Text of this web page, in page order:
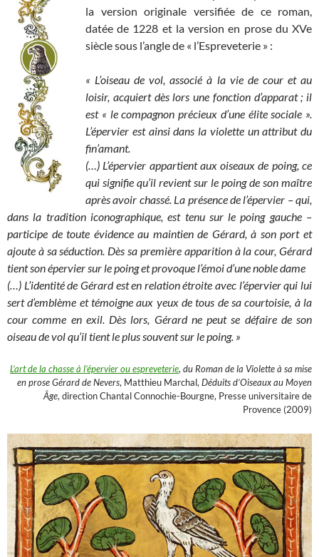
la version originale versifiée de ce roman,
datée de 1228 et la version en prose du XVe
siècle sous l’angle de « l’Espreveterie » :
« L’oiseau de vol, associé à la vie de cour et au
loisir, acquiert dès lors une fonction d’apparat ; il
est « le compagnon précieux d’une élite sociale ».
L’épervier est ainsi dans la violette un attribut du
fin’amant.
(…) L’épervier appartient aux oiseaux de poing, ce
qui signifie qu’il revient sur le poing de son maître
après avoir chassé. La présence de l’épervier – qui,
dans la tradition iconographique, est tenu sur le poing gauche –
participe de toute évidence au maintien de Gérard, à son port et
ajoute à sa séduction. Dès sa première apparition à la cour, Gérard
tient son épervier sur le poing et provoque l’émoi d’une noble dame
(…) L’identité de Gérard est en relation étroite avec l’épervier qui lui
sert d’emblème et témoigne aux yeux de tous de sa courtoisie, à la
cour comme en exil. Dès lors, Gérard ne peut se défaire de son
oiseau de vol qu’il tient le plus souvent sur le poing. »
L’art de la chasse à l’épervier ou espreveterie, du Roman de la Violette à sa mise
en prose Gérard de Nevers, Matthieu Marchal,Déduits d’Oiseaux au Moyen
Âge, direction Chantal Connochie-Bourgne, Presse universitaire de
Provence (2009)